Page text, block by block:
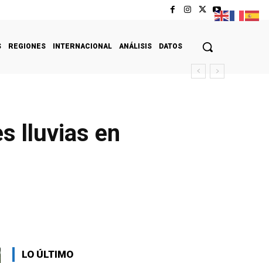
REGIONES INTERNACIONAL ANÁLISIS DATOS
lluvias en
LO ÚLTIMO